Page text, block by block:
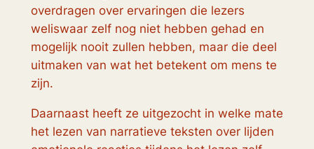
overdragen over ervaringen die lezers
weliswaar zelf nog niet hebben gehad en
mogelijk nooit zullen hebben, maar die deel
uitmaken van wat het betekent om mens te
zijn.
Daarnaast heeft ze uitgezocht in welke mate
het lezen van narratieve teksten over lijden